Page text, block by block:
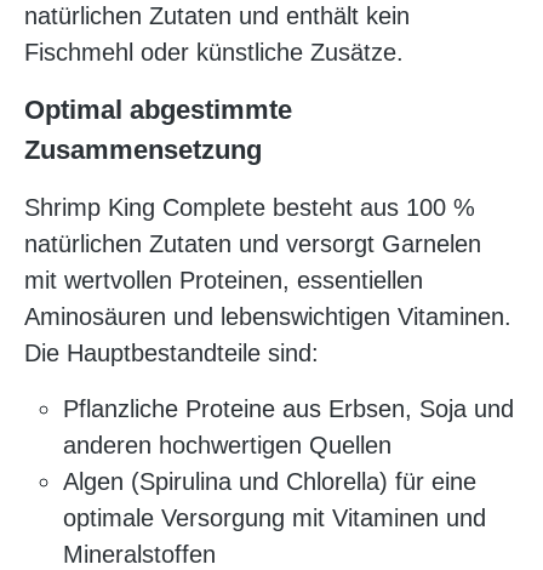
natürlichen Zutaten und enthält kein
Fischmehl oder künstliche Zusätze.
Optimal abgestimmte
Zusammensetzung
Shrimp King Complete besteht aus 100 %
natürlichen Zutaten und versorgt Garnelen
mit wertvollen Proteinen, essentiellen
Aminosäuren und lebenswichtigen Vitaminen.
Die Hauptbestandteile sind:
Pflanzliche Proteine aus Erbsen, Soja und
anderen hochwertigen Quellen
Algen (Spirulina und Chlorella) für eine
optimale Versorgung mit Vitaminen und
Mineralstoffen